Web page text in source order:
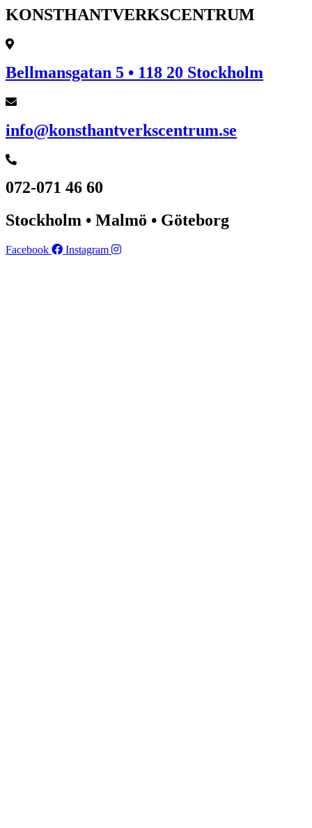
KONSTHANTVERKSCENTRUM
Bellmansgatan 5 • 118 20 Stockholm
info@konsthantverkscentrum.se
072-071 46 60
Stockholm • Malmö • Göteborg
Facebook Instagram